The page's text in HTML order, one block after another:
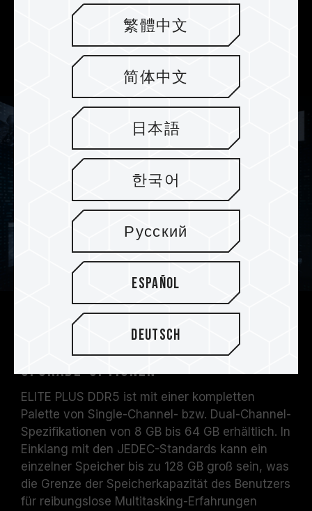
Konfiguration des Stromversorgungssystems
verbessert, die Übertragungsqualität erhöht und
die Rauschinterferenzen auf ein Minimum
Überschreiten der
Kapazitätsgrenze mit diversen
Upgrade-Optionen
ELITE PLUS DDR5 ist mit einer kompletten
Palette von Single-Channel- bzw. Dual-Channel-
Spezifikationen von 8 GB bis 64 GB erhältlich. In
Einklang mit den JEDEC-Standards kann ein
einzelner Speicher bis zu 128 GB groß sein, was
die Grenze der Speicherkapazität des Benutzers
für reibungslose Multitasking-Erfahrungen
繁體中文
简体中文
日本語
한국어
Русский
Español
Deutsch